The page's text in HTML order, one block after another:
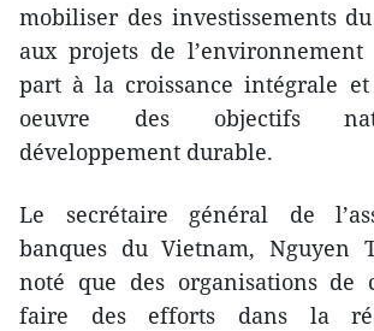
mobiliser des investissements
aux projets de
part à la croissance intégrale
oeuvre des objectifs
développement durable.
Le secrétaire général de
banques du Vietnam, Nguyen
noté que des organisations de
faire des efforts dans la